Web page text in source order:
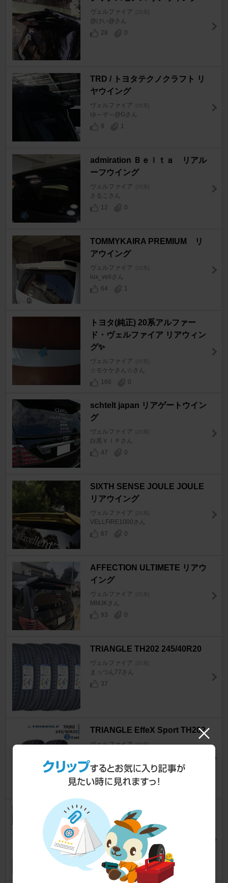
ヴェルファイア
@けい@さん
28
0
TRD / トヨタテクノクラフト リ
ヤウイング
ヴェルファイア
ゆ～ぞ～@Gさん
8
1
admiration Ｂｅｌｔａ リアル
ーフウイング
ヴェルファイア
さるこさん
12
0
TOMMYKAIRA PREMIUM リ
アウイング
ヴェルファイア
lux_vellさん
64
1
トヨタ(純正) 20系アルファー
ド・ヴェルファイア リアウィン
グ✨
ヴェルファイア
☆モケケさん☆さん
166
0
schtelt japan リアゲートウイン
グ
ヴェルファイア [20系]
白黒ＶＩＰさん
47
0
SIXTH SENSE JOULE JOULE
リアウイング
ヴェルファイア [20系]
VELLFIRE1000さん
67
0
AFFECTION ULTIMETE リアウ
イング
ヴェルファイア [20系]
MMJKさん
93
0
TRIANGLE TH202 245/40R20
ヴェルファイア [20系]
まっつん77さん
37
TRIANGLE EffeX Sport TH202
ヴェルファイア [20系]
185
ALPINE STE-G170S
ヴェルファイア [20系]
takahiro，さん
16